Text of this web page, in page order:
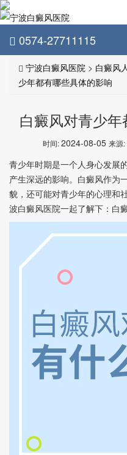
0574-27711115
宁波白癜风医院 > 白癜风
少年都有哪些具体的影响
白癜风对青少
时间:2024-08-05 来源:
青少年时期是一个人身心发展
产生深远的影响。白癜风作为
貌，还可能对青少年的心理和
波白癜风医院一起了解下：白